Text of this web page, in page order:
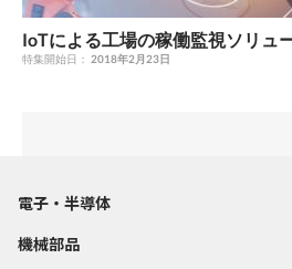
IoTによる工場の稼働監視ソリュ
特集開始日： 2018年2月23日
電子・半導体
機械部品